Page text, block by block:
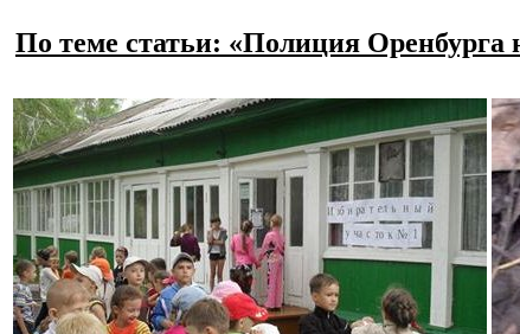
По теме статьи: «Полиция